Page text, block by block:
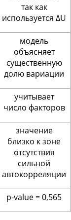
так как
используется ΔU
модель
объясняет
существенную
долю вариации
учитывает
число факторов
значение
близко к зоне
отсутствия
сильной
автокорреляции
p-value = 0,565